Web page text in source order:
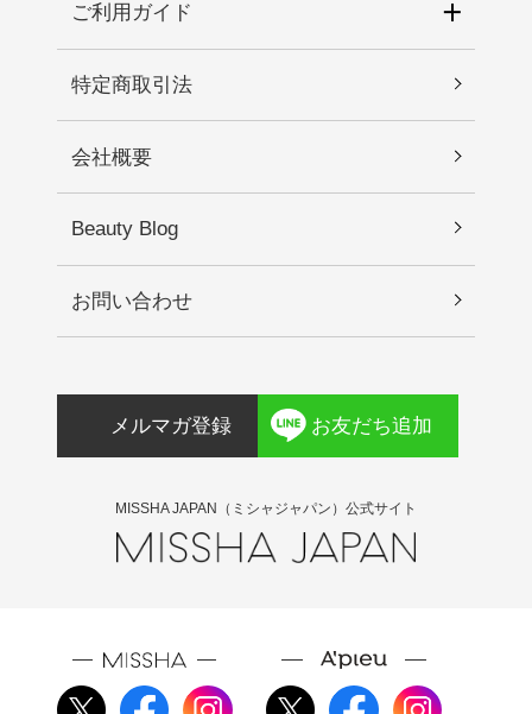
ご利用ガイド
特定商取引法
会社概要
Beauty Blog
お問い合わせ
メルマガ登録 お友だち追加
MISSHA JAPAN（ミシャジャパン）公式サイト